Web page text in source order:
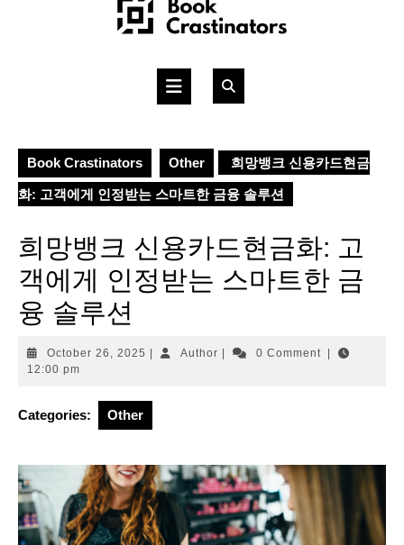
Open
Book Crastinators Other 희망뱅크 신용카드현금
화: 고객에게 인정받는 스마트한 금융 솔루션
희망뱅크 신용카드현금화: 고
객에게 인정받는 스마트한 금
융 솔루션
October 26, 2025 OctoberAuthorAuthor 0 Comment
12:00 pm
Categories: Other